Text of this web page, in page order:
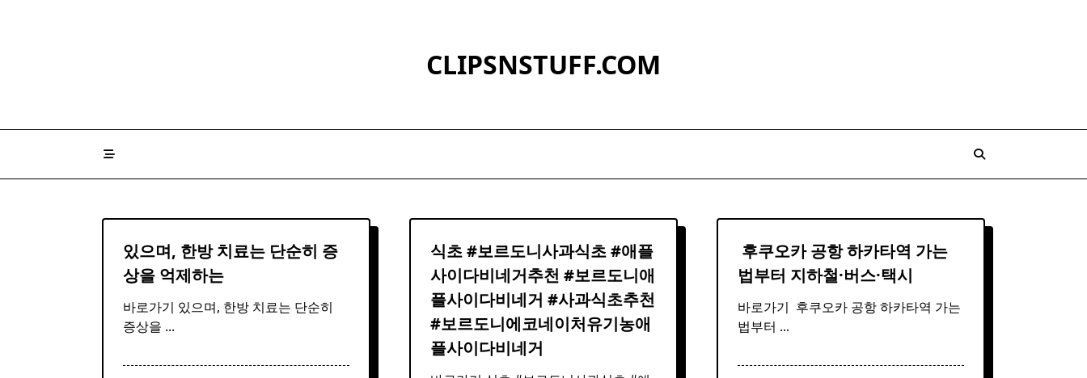
CLIPSNSTUFF.COM
있으며, 한방 치료는 단순히 증
상을 억제하는
바로가기 있으며, 한방 치료는 단순히
증상을 ...
식초 #보르도니사과식초 #애플
사이다비네거추천 #보르도니애
플사이다비네거 #사과식초추천
#보르도니에코네이처유기농애
플사이다비네거
​ 후쿠오카 공항 하카타역 가는
법부터 지하철·버스·택시
바로가기 ​ 후쿠오카 공항 하카타역 가는
법부터 ...